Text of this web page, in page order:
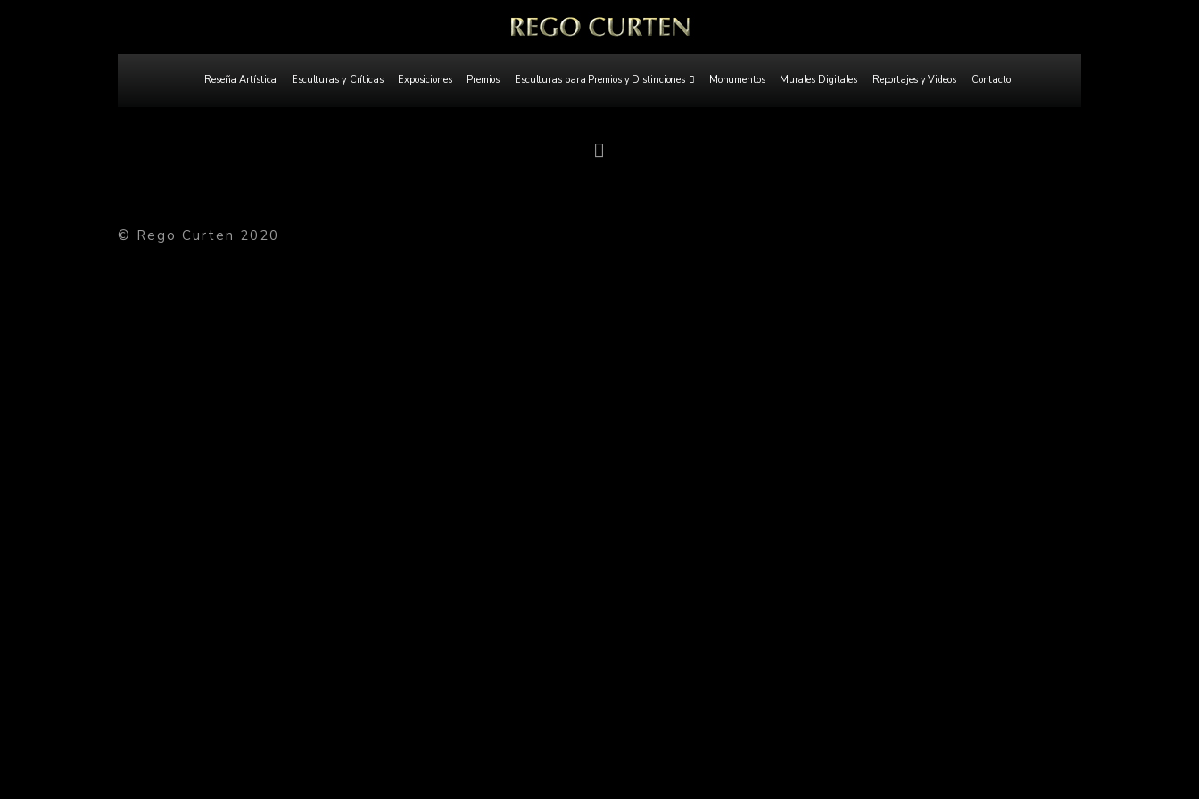
Reseña Artística Esculturas y Críticas Exposiciones Premios Esculturas para Premios y Distinciones Monumentos Murales Digitales Reportajes y Videos Contacto
© Rego Curten 2020